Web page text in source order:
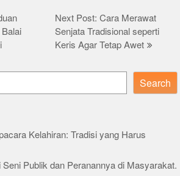
Next Post: Cara Merawat
Senjata Tradisional seperti
Keris Agar Tetap Awet
Search
Kelahiran: Tradisi yang Harus
Publik dan Peranannya di Masyarakat.